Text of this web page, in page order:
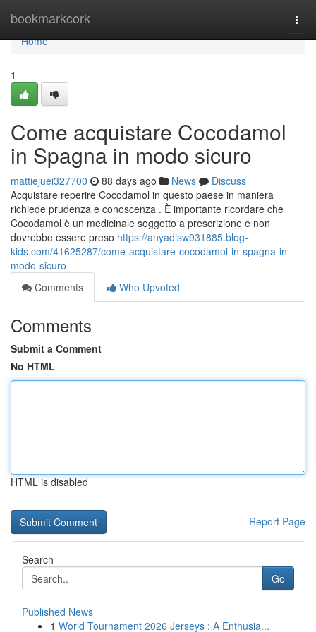
bookmarkcork
Home
Home
1
Come acquistare Cocodamol
in Spagna in modo sicuro
mattiejuei327700 88 days ago News
Discuss
Acquistare reperire Cocodamol in questo paese in maniera
richiede prudenza e conoscenza . È importante ricordare che
Cocodamol è un medicinale soggetto a prescrizione e non
dovrebbe essere preso https://anyadisw931885.blog-
kids.com/41625287/come-acquistare-cocodamol-in-spagna-in-
modo-sicuro
Comments
Who Upvoted
Comments
Submit a Comment
No HTML
HTML is disabled
Report Page
Search
Go
Published News
1 World Tournament 2026 Jerseys : A Enthusia...